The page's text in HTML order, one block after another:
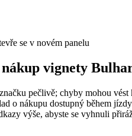
se v novém panelu
vignety
pečlivě; chyby mohou vést
o nákupu dostupný během
výše, abyste se vyhnuli